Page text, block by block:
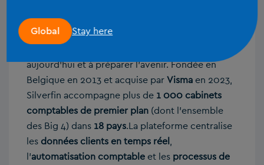
Silverfin est une plateforme SaaS
transforme les processus comptables, aidant les
aujourd’hui et à préparer l’avenir. Fondée en
Belgique en 2013 et acquise parVisma en 2023,
Silverfin accompagne plus de 1 000 cabinets
comptables de premier plan (dont l’ensemble
des Big 4) dans 18 pays.La plateforme centralise
les données clients en temps réel,
l’automatisation comptable et les processus de
Global Stay here